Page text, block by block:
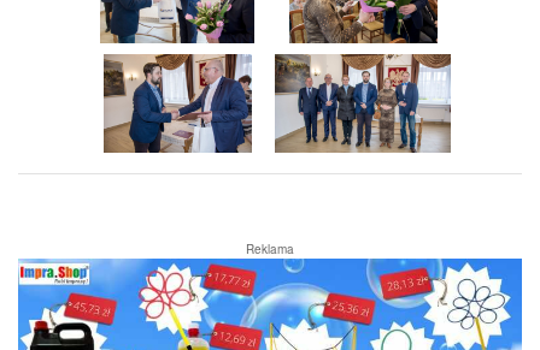
Reklama